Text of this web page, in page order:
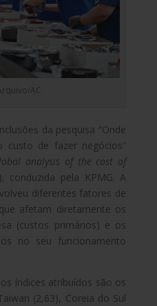
AC
da pesquisa “Onde
custo de fazer negócios”
analysis of the cost of
conduzida pela KPMG. A
diferentes fatores de
afetam diretamente os
(custos primários) e os
no seu funcionamento
índices atribuídos são os
(2,63), Coreia do Sul